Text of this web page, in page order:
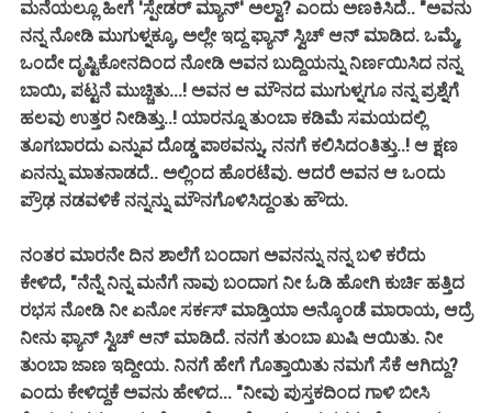
ಮನೆಯಲ್ಲೂ ಹೀಗೆ 'ಸ್ಪೇಡರ್ ಮ್ಯಾನ್' ಅಲ್ವಾ? ಎಂದು ಅಣಕಿಸಿದೆ.. "ಅವನು
ನನ್ನ ನೋಡಿ ಮುಗುಳ್ನಕ್ಕೂ, ಅಲ್ಲೇ ಇದ್ದ ಫ್ಯಾನ್ ಸ್ವಿಚ್ ಆನ್ ಮಾಡಿದ. ಒಮ್ಮೆ,
ಒಂದೇ ದೃಷ್ಟಿಕೋನದಿಂದ ನೋಡಿ ಅವನ ಬುದ್ದಿಯನ್ನು ನಿರ್ಣಯಿಸಿದ ನನ್ನ
ಬಾಯಿ, ಪಟ್ಟನೆ ಮುಚ್ಚಿತು...! ಅವನ ಆ ಮೌನದ ಮುಗುಳ್ನಗೂ ನನ್ನ ಪ್ರಶ್ನೆಗೆ
ಹಲವು ಉತ್ತರ ನೀಡಿತ್ತು..! ಯಾರನ್ನೂ ತುಂಬಾ ಕಡಿಮೆ ಸಮಯದಲ್ಲಿ
ತೂಗಬಾರದು ಎನ್ನುವ ದೊಡ್ಡ ಪಾಠವನ್ನು, ನನಗೆ ಕಲಿಸಿದಂತಿತ್ತು..! ಆ ಕ್ಷಣ
ಏನನ್ನು ಮಾತನಾಡದೆ.. ಅಲ್ಲಿಂದ ಹೊರಟೆವು. ಆದರೆ ಅವನ ಆ ಒಂದು
ಪ್ರೌಢ ನಡವಳಿಕೆ ನನ್ನನ್ನು ಮೌನಗೊಳಿಸಿದ್ದಂತು ಹೌದು.
ನಂತರ ಮಾರನೇ ದಿನ ಶಾಲೆಗೆ ಬಂದಾಗ ಅವನನ್ನು ನನ್ನ ಬಳಿ ಕರೆದು
ಕೇಳಿದೆ, "ನೆನ್ನೆ ನಿನ್ನ ಮನೆಗೆ ನಾವು ಬಂದಾಗ ನೀ ಓಡಿ ಹೋಗಿ ಕುರ್ಚಿ ಹತ್ತಿದ
ರಭಸ ನೋಡಿ ನೀ ಏನೋ ಸರ್ಕಸ್ ಮಾಡ್ತಿಯಾ ಅನ್ಕೊಂಡೆ ಮಾರಾಯ, ಆದ್ರೆ
ನೀನು ಫ್ಯಾನ್ ಸ್ವಿಚ್ ಆನ್ ಮಾಡಿದೆ. ನನಗೆ ತುಂಬಾ ಖುಷಿ ಆಯಿತು. ನೀ
ತುಂಬಾ ಜಾಣ ಇದ್ದೀಯ. ನಿನಗೆ ಹೇಗೆ ಗೊತ್ತಾಯಿತು ನಮಗೆ ಸೆಕೆ ಆಗಿದ್ದು?
ಎಂದು ಕೇಳಿದ್ದಕೆ ಅವನು ಹೇಳಿದ... "ನೀವು ಪುಸ್ತಕದಿಂದ ಗಾಳಿ ಬೀಸಿ